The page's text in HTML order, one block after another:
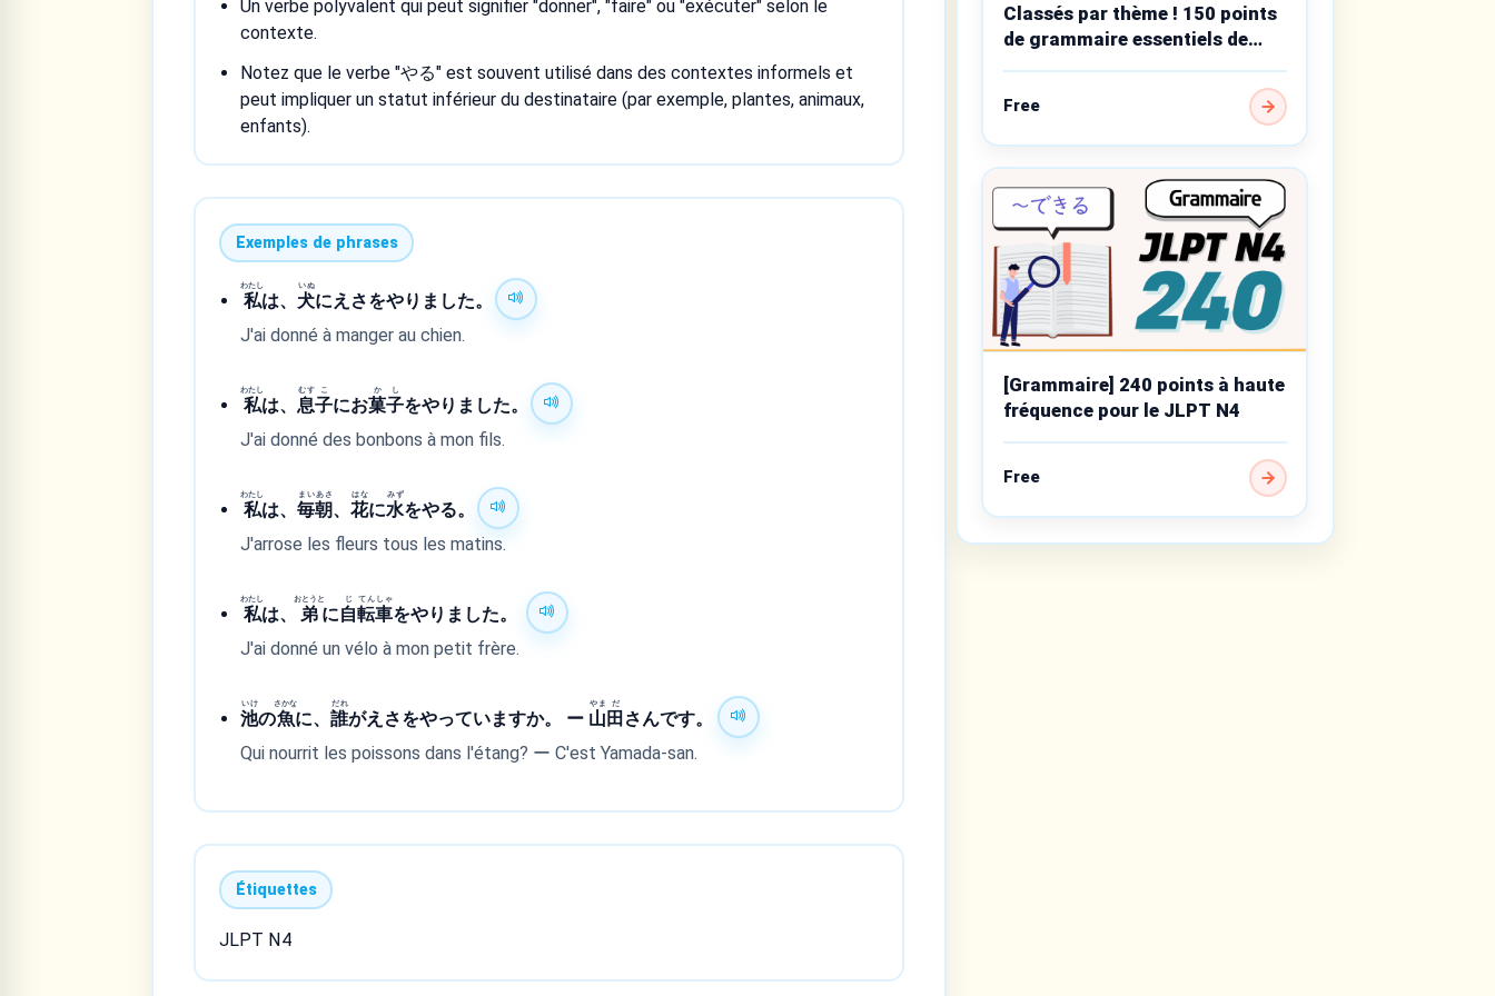
Un verbe polyvalent qui peut signifier "donner", "faire" ou "exécuter" selon le
contexte.
Notez que le verbe "やる" est souvent utilisé dans des contextes informels et
peut impliquer un statut inférieur du destinataire (par exemple, plantes, animaux,
enfants).
Exemples de phrases
私
わたし
は、 犬
いぬ
にえさをやりました。
J'ai donné à manger au chien.
私
わたし
は、息
むす
子
こ
にお菓
か
子
し
をやりました。
J'ai donné des bonbons à mon fils.
私
わたし
は、毎
まい
朝
あさ
、花
はな
に水
みず
をやる。
J'arrose les fleurs tous les matins.
私
わたし
は、 弟
おとうと
に自
じ
転
てん
車
しゃ
をやりました。
J'ai donné un vélo à mon petit frère.
池
いけ
の魚
さかな
に、誰
だれ
がえさをやっていますか。 ー 山
やま
田
だ
さんです。
Qui nourrit les poissons dans l'étang? ー C'est Yamada-san.
Étiquettes
JLPT N4
Classés par thème ! 150 points
de grammaire essentiels de
niveau débutant
Free
[Grammaire] 240 points à haute
fréquence pour le JLPT N4
Free